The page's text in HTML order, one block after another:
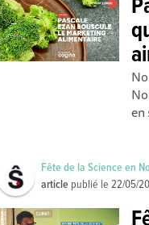
en
Fête de la Science en
article publié le22/05/